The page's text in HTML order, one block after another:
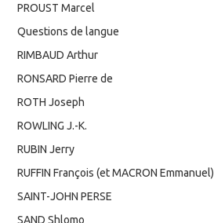
PROUST Marcel
Questions de langue
RIMBAUD Arthur
RONSARD Pierre de
ROTH Joseph
ROWLING J.-K.
RUBIN Jerry
RUFFIN François (et MACRON Emmanuel)
SAINT-JOHN PERSE
SAND Shlomo